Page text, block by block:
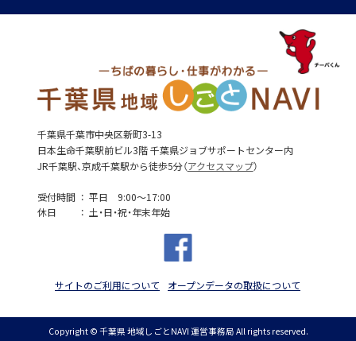
千葉県千葉市中央区新町3-13
日本生命千葉駅前ビル3階 千葉県ジョブサポートセンター内
JR千葉駅、京成千葉駅から徒歩5分（アクセスマップ）
受付時間
平日 9:00～17:00
休日
土・日・祝・年末年始
サイトのご利用について オープンデータの取扱について
Copyright © 千葉県 地域しごとNAVI 運営事務局 All rights reserved.